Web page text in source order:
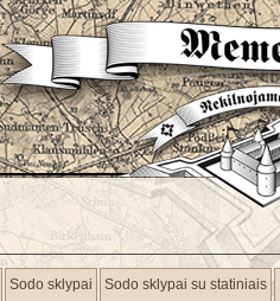
Sodo sklypai Sodo sklypai su statiniais